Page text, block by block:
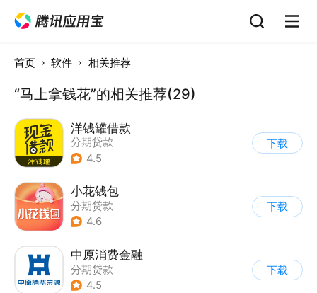
首页 软件 相关推荐
“马上拿钱花”的相关推荐(29)
洋钱罐借款
分期贷款
4.5
下载
小花钱包
分期贷款
4.6
下载
中原消费金融
分期贷款
4.5
下载